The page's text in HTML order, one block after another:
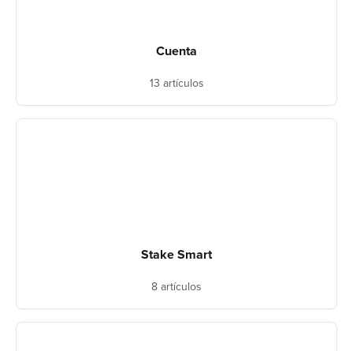
Cuenta
13 artículos
Stake Smart
8 artículos